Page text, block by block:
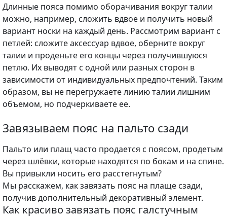
Длинные пояса помимо оборачивания вокруг талии
можно, например, сложить вдвое и получить новый
вариант носки на каждый день. Рассмотрим вариант с
петлей: сложите аксессуар вдвое, оберните вокруг
талии и проденьте его концы через получившуюся
петлю. Их выводят с одной или разных сторон в
зависимости от индивидуальных предпочтений. Таким
образом, вы не перегружаете линию талии лишним
объемом, но подчеркиваете ее.
Завязываем пояс на пальто сзади
Пальто или плащ часто продается с поясом, продетым
через шлёвки, которые находятся по бокам и на спине.
Вы привыкли носить его расстегнутым?
Мы расскажем, как завязать пояс на плаще сзади,
получив дополнительный декоративный элемент.
Как красиво завязать пояс галстучным